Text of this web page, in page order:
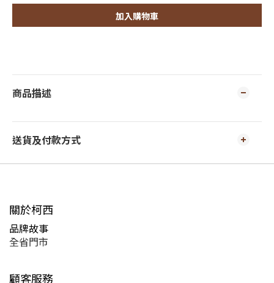
加入購物車
商品描述
送貨及付款方式
關於柯西
品牌故事
全省門市
顧客服務